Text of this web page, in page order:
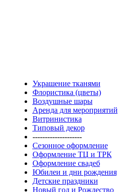
Украшение тканями
Флористика (цветы)
Воздушные шары
Аренда для мероприятий
Витринистика
Типовый декор
--------------------
Сезонное оформление
Оформление ТЦ и ТРК
Оформление свадеб
Юбилеи и дни рождения
Детские праздники
Новый год и Рождество